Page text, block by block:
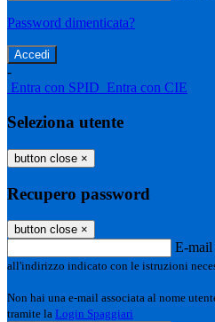
Password dimenticata?
-
Entra con SPID Entra con CIE
Seleziona utente
button close ×
Recupero password
button close ×
E-mail
all'indirizzo indicato con le istruzioni
Non hai una e-mail associata al nome
tramite la Login Spaggiari